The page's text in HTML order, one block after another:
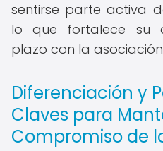
sentirse parte activa
lo que fortalece su
plazo con la
Diferenciación y
Claves para
Compromiso de